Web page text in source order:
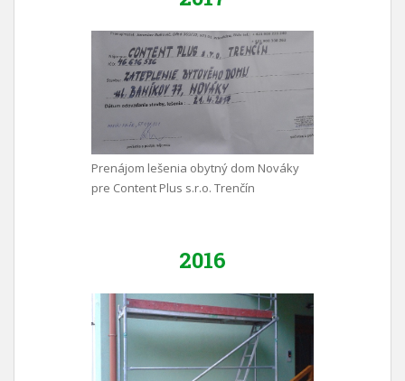
Prenájom lešenia obytný dom Nováky
pre Content Plus s.r.o. Trenčín
2016